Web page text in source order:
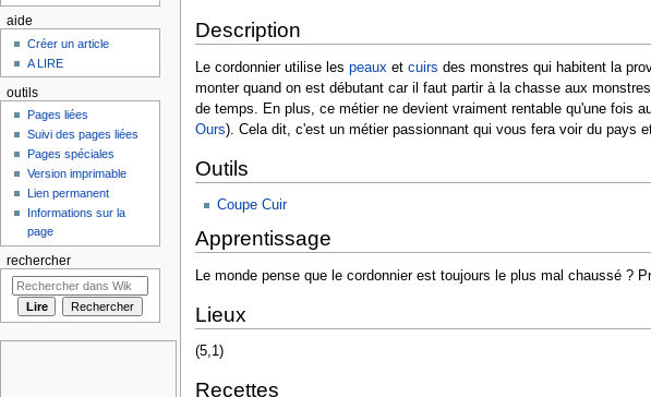
la
navigation
la
recherche
Description
Le cordonnier utilise les peauxet cuirs des monstres qui habitent la
monter quand on est débutant car il faut partir à la chasse aux
de temps. En plus, ce métier ne devient vraiment rentable qu'une fois
Ours). Cela dit, c'est un métier passionnant qui vous fera voir du pays
Outils
Coupe Cuir
Apprentissage
Le monde pense que le cordonnier est toujours le plus mal chaussé ?
Lieux
(5,1)
Recettes
aide
Créer un article
A LIRE
outils
Pages liées
Suivi des pages liées
Pages spéciales
Version imprimable
Lien permanent
Informations sur la
page
rechercher